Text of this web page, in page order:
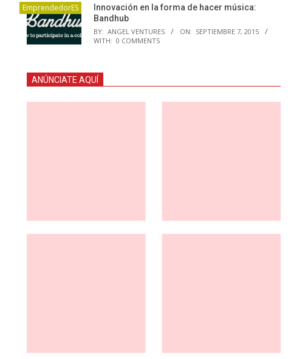
EmprendedorES
Innovación en la forma de hacer música:
Bandhub
BY: ANGEL VENTURES ON: SEPTIEMBRE 7, 2015
WITH: 0 COMMENTS
ANÚNCIATE AQUÍ